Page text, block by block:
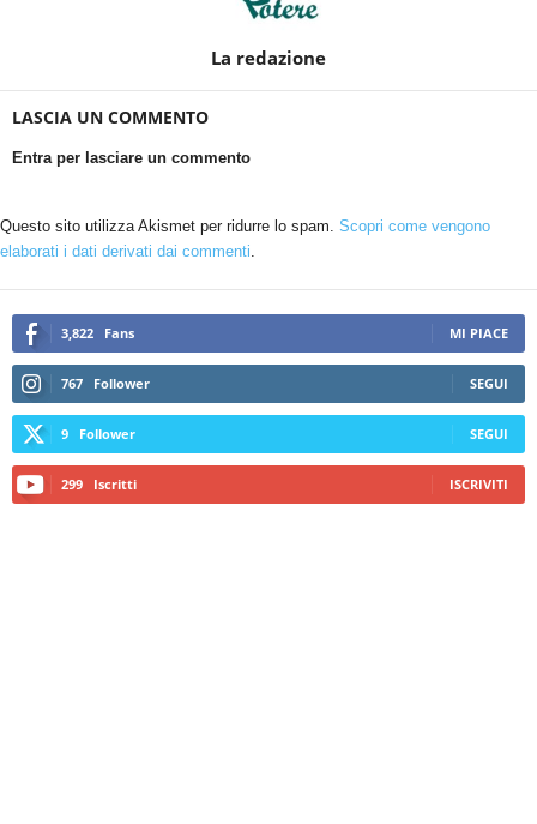
La redazione
LASCIA UN COMMENTO
Entra per lasciare un commento
Questo sito utilizza Akismet per ridurre lo spam. Scopri come vengono
elaborati i dati derivati dai commenti
3,822 Fans MI PIACE
767 Follower SEGUI
9 Follower SEGUI
299 Iscritti ISCRIVITI